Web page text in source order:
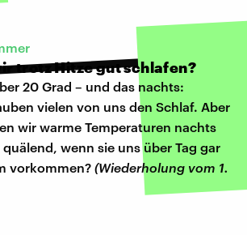
trotz Hitze gut schlafen?
20 Grad – und das nachts:
vielen von uns den Schlaf. Aber
wir warme Temperaturen nachts
wenn sie uns über Tag gar
vorkommen? (Wiederholung vom 1.